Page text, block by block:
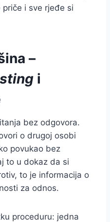
i sve rjeđe si
–
i
bez odgovora.
o drugoj osobi
povukao bez
to u dokaz da si
to je informacija o
za odnos.
proceduru: jedna